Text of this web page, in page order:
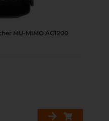
MU-MIMO AC1200